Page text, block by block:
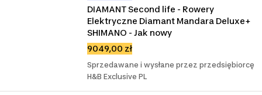
DIAMANT Second life - Rowery
Elektryczne Diamant Mandara Deluxe+
SHIMANO - Jak nowy
9049,00 zł
Sprzedawane i wysłane przez przedsiębiorcę
H&B Exclusive PL